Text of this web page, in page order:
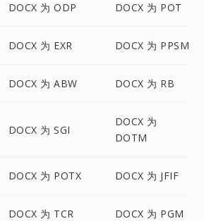
DOCX 为 ODP DOCX 为 POT
DOCX 为 EXR DOCX 为 PPSM
DOCX 为 ABW DOCX 为 RB
DOCX 为 SGI
DOCX 为
DOTM
DOCX 为 POTX DOCX 为 JFIF
DOCX 为 TCR DOCX 为 PGM